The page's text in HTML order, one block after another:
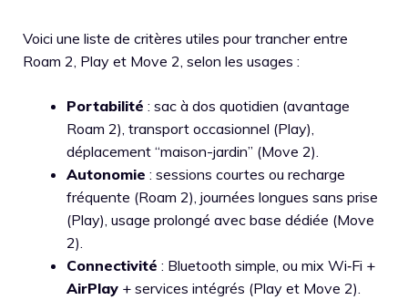
Voici une liste de critères utiles pour trancher entre
Roam 2, Play et Move 2, selon les usages :
Portabilité : sac à dos quotidien (avantage
Roam 2), transport occasionnel (Play),
déplacement “maison-jardin” (Move 2).
Autonomie : sessions courtes ou recharge
fréquente (Roam 2), journées longues sans prise
(Play), usage prolongé avec base dédiée (Move
2).
Connectivité : Bluetooth simple, ou mix Wi‑Fi +
AirPlay + services intégrés (Play et Move 2).